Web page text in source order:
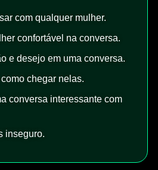
com qualquer mulher.
confortável na conversa.
e desejo em uma conversa.
chegar nelas.
conversa interessante com
inseguro.